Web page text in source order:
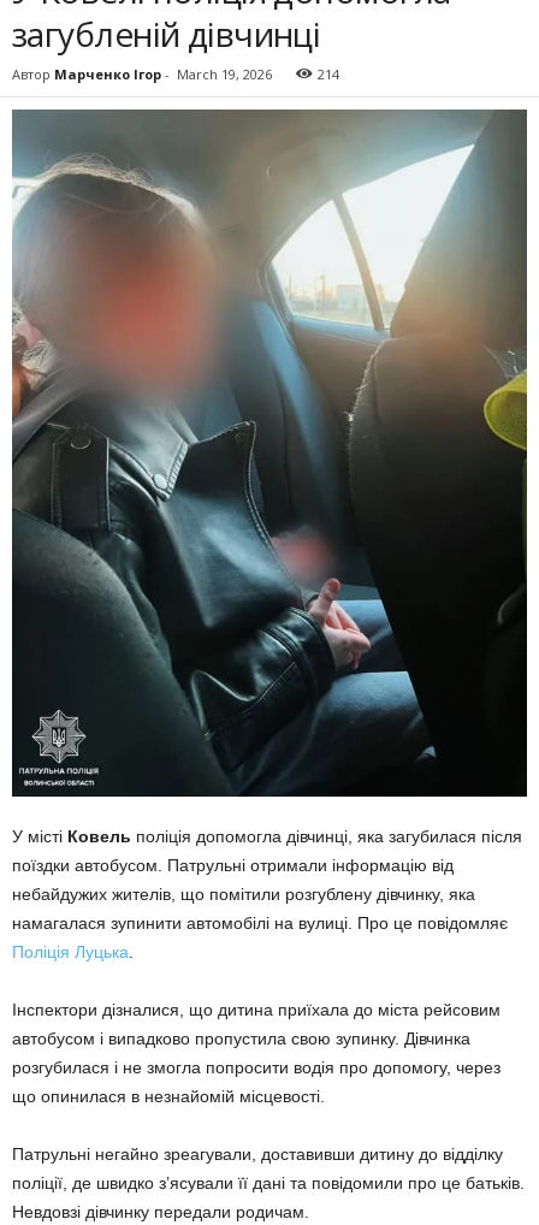
загубленій дівчинці
Автор Марченко Ігор - March 19, 2026 214
У місті Ковель поліція допомогла дівчинці, яка загубилася після
поїздки автобусом. Патрульні отримали інформацію від
небайдужих жителів, що помітили розгублену дівчинку, яка
намагалася зупинити автомобілі на вулиці. Про це повідомляє
Поліція Луцька
Інспектори дізналися, що дитина приїхала до міста рейсовим
автобусом і випадково пропустила свою зупинку. Дівчинка
розгубилася і не змогла попросити водія про допомогу, через
що опинилася в незнайомій місцевості.
Патрульні негайно зреагували, доставивши дитину до відділку
поліції, де швидко з’ясували її дані та повідомили про це батьків.
Невдовзі дівчинку передали родичам.